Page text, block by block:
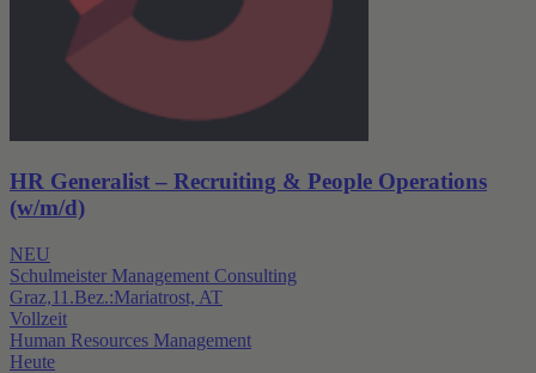
HR Generalist – Recruiting & People Operations
(w/m/d)
NEU
Schulmeister Management Consulting
Graz,11.Bez.:Mariatrost, AT
Vollzeit
Human Resources Management
Heute